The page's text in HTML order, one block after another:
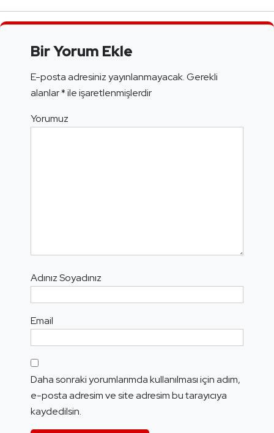
Bir Yorum Ekle
E-posta adresiniz yayınlanmayacak.Gerekli
alanlar*ile işaretlenmişlerdir
Yorumuz
Adınız Soyadınız
Email
Daha sonraki yorumlarımda kullanılması için adım,
e-posta adresim ve site adresim bu tarayıcıya
kaydedilsin.